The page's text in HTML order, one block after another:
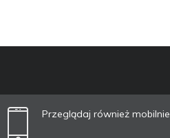
Przeglądaj również mobilnie